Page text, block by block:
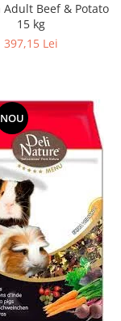
Adult Beef & Potato
15 kg
397,15 Lei
NOU